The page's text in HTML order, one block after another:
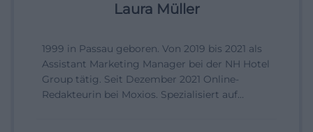
Laura Müller
1999 in Passau geboren. Von 2019 bis 2021 als
Assistant Marketing Manager bei der NH Hotel
Group tätig. Seit Dezember 2021 Online-
Redakteurin bei Moxios. Spezialisiert auf